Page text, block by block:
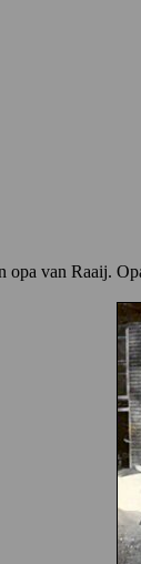
opa van Raaij.